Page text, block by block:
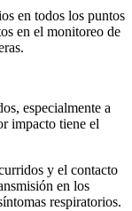
en todos los puntos
en el monitoreo de
especialmente a
impacto tiene el
y el contacto
en los
respiratorios.